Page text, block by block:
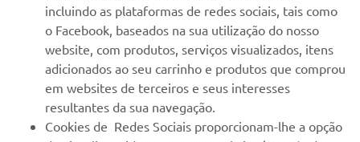
SERVIÇO E SUPORTE
NEWSLETTER
Seja o primeiro a saber das últimas ofertas, eventos especiais,
incluindo as plataformas de redes sociais, tais como
o Facebook, baseados na sua utilização do nosso
website, com produtos, serviços visualizados, itens
adicionados ao seu carrinho e produtos que comprou
em websites de terceiros e seus interesses
resultantes da sua navegação.
Cookies de Redes Sociais proporcionam-lhe a opção